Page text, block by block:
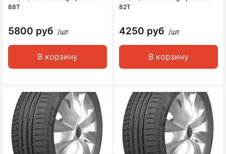
88T
5800 руб /шт
В корзину
82T
4250 руб /шт
В корзину